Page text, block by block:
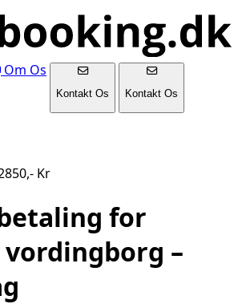
Om Os
Kontakt Os Kontakt Os
Kr
for
vordingborg –